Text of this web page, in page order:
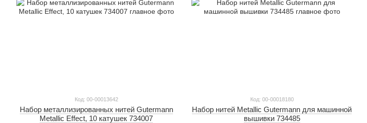
Код: 00-00013642
Набор металлизированных нитей Gutermann
Metallic Effect, 10 катушек 734007
Код: 00-00018180
Набор нитей Metallic Gutermann для машинной
вышивки 734485